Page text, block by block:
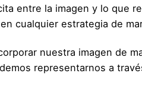
entre la imagen y lo que
cualquier estrategia de
nuestra imagen de
representarnos a